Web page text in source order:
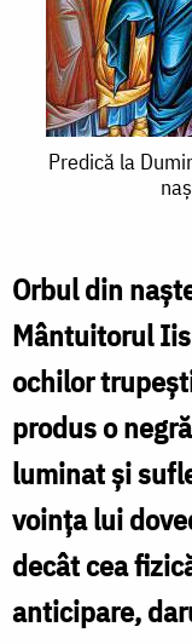
Predică
a
VI-
a
după
Paşti
a
Orbului
din
Predică la
Orbul din
Mântuitorul
ochilor
produs o
luminat şi
voinţa lui
decât cea
anticipare,